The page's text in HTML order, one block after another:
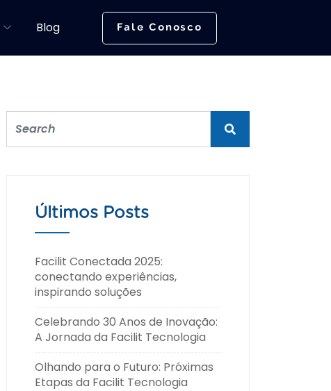
Blog Fale Conosco
Últimos Posts
Facilit Conectada 2025:
conectando experiências,
inspirando soluções
Celebrando 30 Anos de Inovação:
A Jornada da Facilit Tecnologia
Olhando para o Futuro: Próximas
Etapas da Facilit Tecnologia